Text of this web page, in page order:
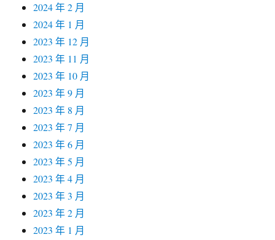
2024 年 2 月
2024 年 1 月
2023 年 12 月
2023 年 11 月
2023 年 10 月
2023 年 9 月
2023 年 8 月
2023 年 7 月
2023 年 6 月
2023 年 5 月
2023 年 4 月
2023 年 3 月
2023 年 2 月
2023 年 1 月